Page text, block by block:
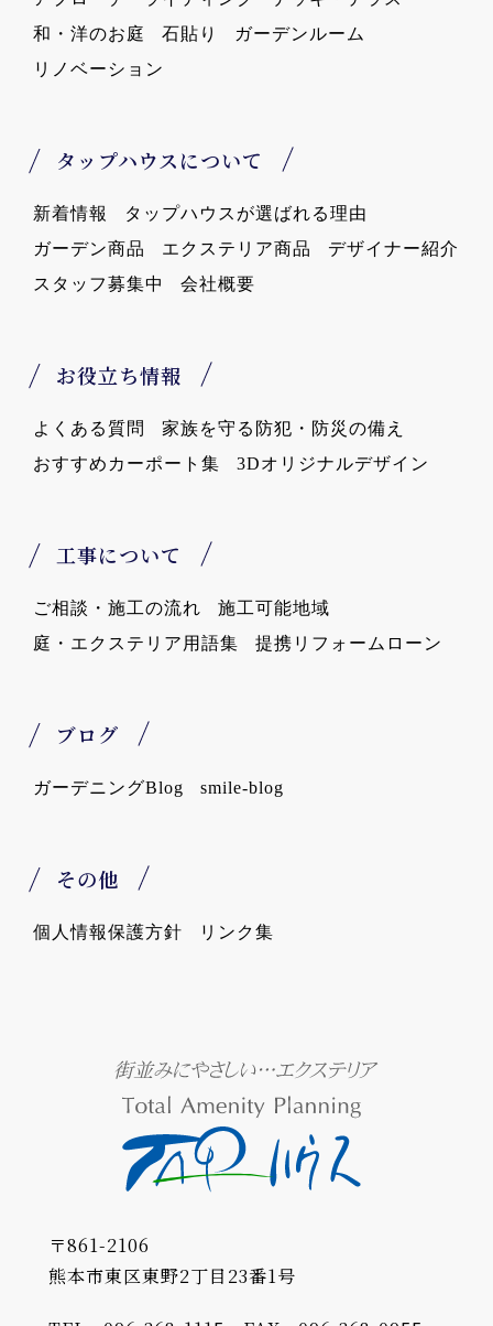
和・洋のお庭
石貼り
ガーデンルーム
リノベーション
タップハウスについて
新着情報
タップハウスが選ばれる理由
ガーデン商品
エクステリア商品
デザイナー紹介
スタッフ募集中
会社概要
お役立ち情報
よくある質問
家族を守る防犯・防災の備え
おすすめカーポート集
3Dオリジナルデザイン
工事について
ご相談・施工の流れ
施工可能地域
庭・エクステリア用語集
提携リフォームローン
ブログ
ガーデニングBlog smile-blog
その他
個人情報保護方針 リンク集
〒861-2106
熊本市東区東野2丁目23番1号